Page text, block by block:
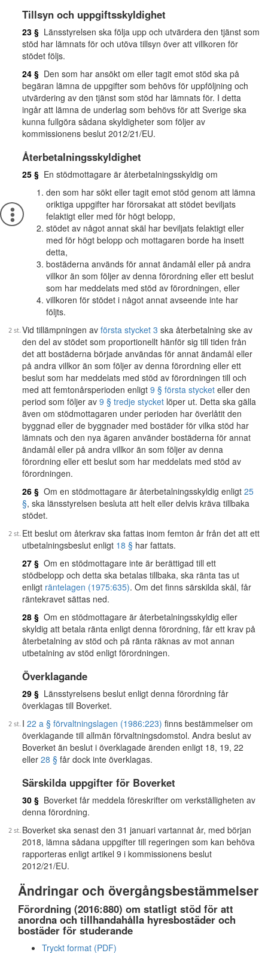
Tillsyn och uppgiftsskyldighet
23 § Länsstyrelsen ska följa upp och utvärdera den tjänst som
stöd har lämnats för och utöva tillsyn över att villkoren för
stödet följs.
24 § Den som har ansökt om eller tagit emot stöd ska på
begäran lämna de uppgifter som behövs för uppföljning och
utvärdering av den tjänst som stöd har lämnats för. I detta
ingår att lämna de underlag som behövs för att Sverige ska
kunna fullgöra sådana skyldigheter som följer av
kommissionens beslut 2012/21/EU.
Återbetalningsskyldighet
25 § En stödmottagare är återbetalningsskyldig om
den som har sökt eller tagit emot stöd genom att lämna
oriktiga uppgifter har förorsakat att stödet beviljats
felaktigt eller med för högt belopp,
stödet av något annat skäl har beviljats felaktigt eller
med för högt belopp och mottagaren borde ha insett
detta,
bostäderna används för annat ändamål eller på andra
villkor än som följer av denna förordning eller ett beslut
som har meddelats med stöd av förordningen, eller
villkoren för stödet i något annat avseende inte har
följts.
Vid tillämpningen av första stycket 3 ska återbetalning ske av
den del av stödet som proportionellt hänför sig till tiden från
det att bostäderna började användas för annat ändamål eller
på andra villkor än som följer av denna förordning eller ett
beslut som har meddelats med stöd av förordningen till och
med att femtonårsperioden enligt 9 § första stycket eller den
period som följer av 9 § tredje stycket löper ut. Detta ska gälla
även om stödmottagaren under perioden har överlåtit den
byggnad eller de byggnader med bostäder för vilka stöd har
lämnats och den nya ägaren använder bostäderna för annat
ändamål eller på andra villkor än som följer av denna
förordning eller ett beslut som har meddelats med stöd av
förordningen.
26 § Om en stödmottagare är återbetalningsskyldig enligt 25
§, ska länsstyrelsen besluta att helt eller delvis kräva tillbaka
stödet.
Ett beslut om återkrav ska fattas inom femton år från det att ett
utbetalningsbeslut enligt 18 § har fattats.
27 § Om en stödmottagare inte är berättigad till ett
stödbelopp och detta ska betalas tillbaka, ska ränta tas ut
enligt räntelagen (1975:635). Om det finns särskilda skäl, får
räntekravet sättas ned.
28 § Om en stödmottagare är återbetalningsskyldig eller
skyldig att betala ränta enligt denna förordning, får ett krav på
återbetalning av stöd och på ränta räknas av mot annan
utbetalning av stöd enligt förordningen.
Överklagande
29 § Länsstyrelsens beslut enligt denna förordning får
överklagas till Boverket.
I 22 a § förvaltningslagen (1986:223) finns bestämmelser om
överklagande till allmän förvaltningsdomstol. Andra beslut av
Boverket än beslut i överklagade ärenden enligt 18, 19, 22
eller 28 § får dock inte överklagas.
Särskilda uppgifter för Boverket
30 § Boverket får meddela föreskrifter om verkställigheten av
denna förordning.
Boverket ska senast den 31 januari vartannat år, med början
2018, lämna sådana uppgifter till regeringen som kan behöva
rapporteras enligt artikel 9 i kommissionens beslut
2012/21/EU.
Ändringar och övergångsbestämmelser
Förordning (2016:880) om statligt stöd för att
anordna och tillhandahålla hyresbostäder och
bostäder för studerande
Tryckt format (PDF)